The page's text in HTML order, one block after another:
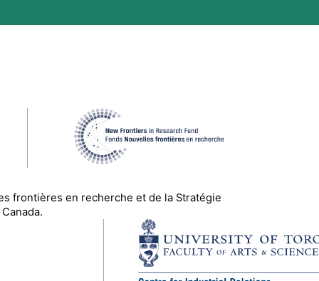
frontières en recherche et de la Stratégie